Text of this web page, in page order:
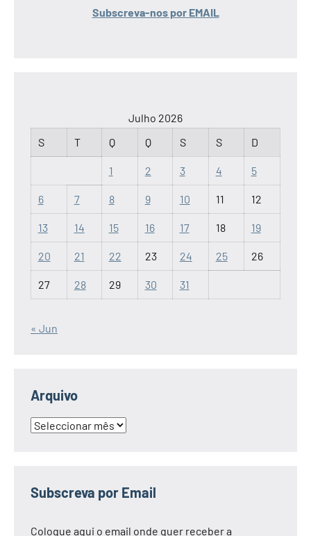
Subscreva-nos por EMAIL
Julho 2026
S
T Q Q S S D
1 2 3 4 5
6 7 8 9 10 11 12
13 14 15 16 17 18 19
20 21 22 23 24 25 26
27 28 29 30 31
« Jun
Arquivo
Arquivo
Subscreva por Email
Coloque aqui o email onde quer receber a